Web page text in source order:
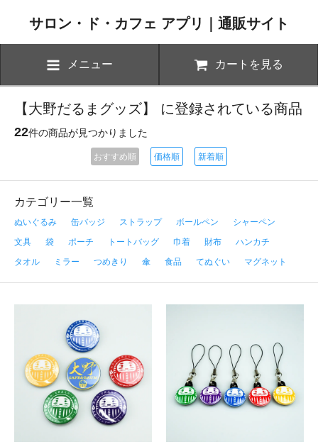
サロン・ド・カフェ アプリ｜通販サイト
メニュー カートを見る
【大野だるまグッズ】 に登録されている商品
22件の商品が見つかりました
おすすめ順 価格順 新着順
カテゴリー一覧
ぬいぐるみ 缶バッジ ストラップ ボールペン
シャーペン
文具
袋 ポーチ トートバッグ 巾着 財布
ハンカチ
タオル
ミラー つめきり 傘 食品 てぬぐい マグネット